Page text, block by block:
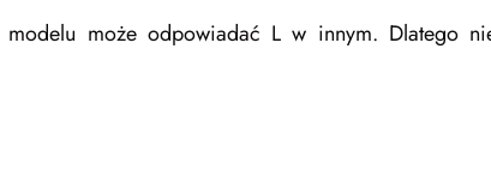
może odpowiadać L w innym. Dlatego